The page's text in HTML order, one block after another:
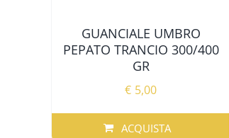
GUANCIALE UMBRO
PEPATO TRANCIO 300/400
GR
€ 5,00
ACQUISTA